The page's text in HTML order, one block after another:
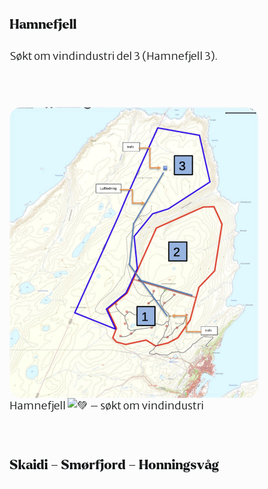
Hamnefjell
Søkt om vindindustri del 3 (Hamnefjell 3).
Hamnefjell – søkt om vindindustri
Skaidi – Smørfjord – Honningsvåg